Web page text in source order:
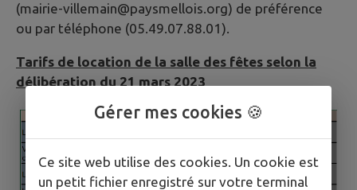
(mairie-villemain@paysmellois.org) de préférence
ou par téléphone (05.49.07.88.01).
Tarifs de location de la salle des fêtes selon la
délibération du 21 mars 2023
Gérer mes cookies 🍪
Ce site web utilise des cookies. Un cookie est
un petit fichier enregistré sur votre terminal